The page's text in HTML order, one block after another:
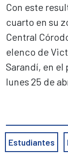
Con este
cuarto en su
Central
elenco de
Sarandí, en el
lunes 25 de
Estudiantes